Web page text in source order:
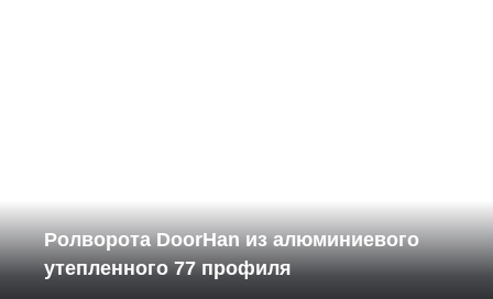
Ролворота DoorHan из алюминиевого
утепленного 77 профиля